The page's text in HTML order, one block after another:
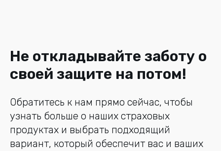
Не откладывайте заботу о
своей защите на потом!
Обратитесь к нам прямо сейчас, чтобы
узнать больше о наших страховых
продуктах и выбрать подходящий
вариант, который обеспечит вас и ваших